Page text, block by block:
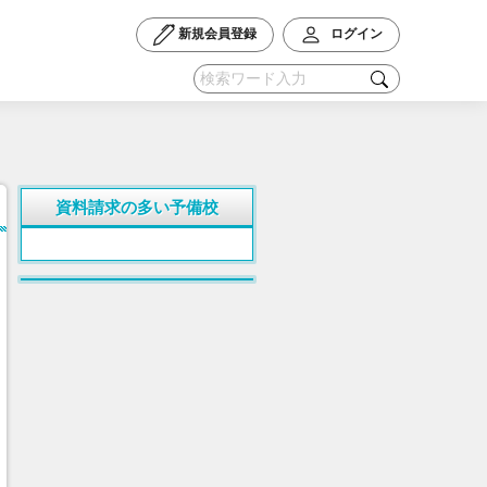
新規会員登録 ログイン
資料請求の多い予備校